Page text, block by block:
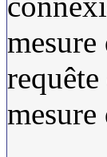
mesure
mesure